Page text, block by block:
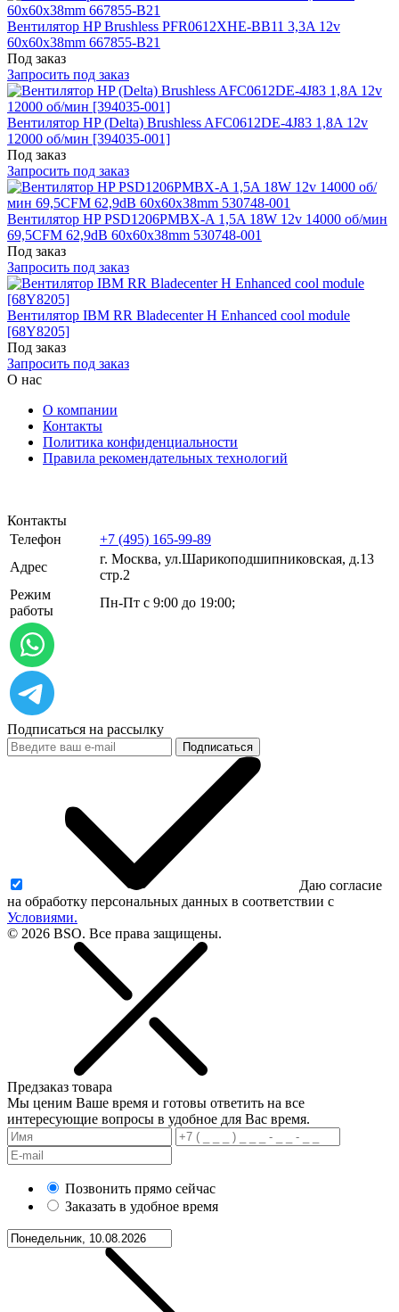
Вентилятор HP Brushless PFR0612XHE-BB11 3,3A 12v
60x60x38mm 667855-B21
Под заказ
Запросить под заказ
Вентилятор HP (Delta) Brushless AFC0612DE-4J83 1,8A 12v
12000 об/мин [394035-001]
Под заказ
Запросить под заказ
Вентилятор HP PSD1206PMBX-A 1,5A 18W 12v 14000 об/мин
69,5CFM 62,9dB 60x60x38mm 530748-001
Под заказ
Запросить под заказ
Вентилятор IBM RR Bladecenter H Enhanced cool module
[68Y8205]
Под заказ
Запросить под заказ
О нас
О компании
Контакты
Политика конфиденциальности
Правила рекомендательных технологий
Контакты
Телефон
+7 (495) 165-99-89
Адрес
г. Москва, ул.​​Шарикоподшипниковская, д.13
стр.2
Режим
работы
Пн-Пт с 9:00 до 19:00;
Подписаться на рассылку
Подписаться
Даю согласие
на обработку персональных данных в соответствии с
Условиями.
© 2026 BSO. Все права защищены.
Предзаказ товара
Мы ценим Ваше время и готовы ответить на все
интересующие вопросы в удобное для Вас время.
Позвонить прямо сейчас
Заказать в удобное время